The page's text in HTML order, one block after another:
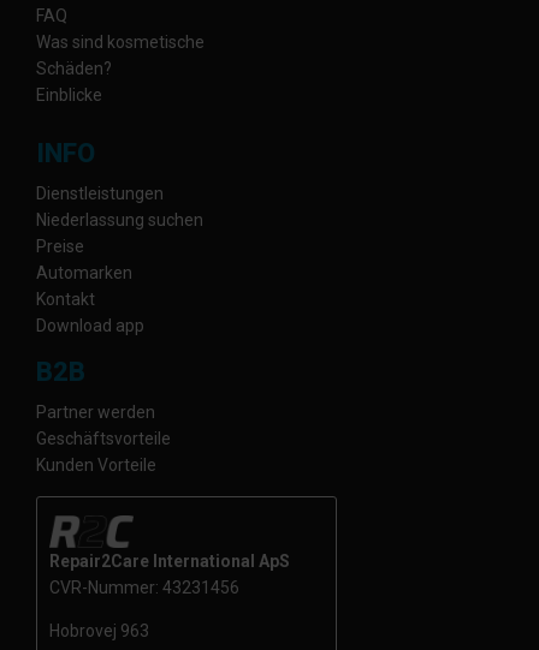
FAQ
Was sind kosmetische
Schäden?
Einblicke
INFO
Dienstleistungen
Niederlassung suchen
Preise
Automarken
Kontakt
Download app
B2B
Partner werden
Geschäftsvorteile
Kunden Vorteile
Repair2Care International ApS
CVR-Nummer: 43231456
Hobrovej 963